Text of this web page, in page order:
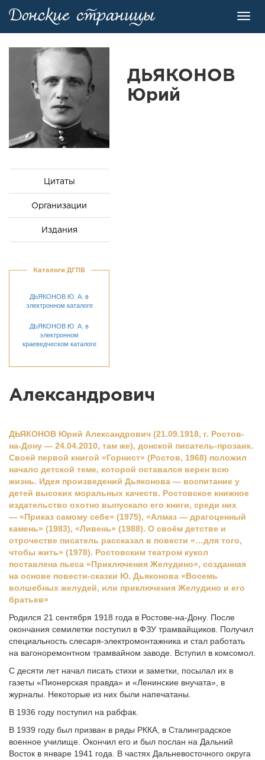
Цитаты
Организации
Издания
Каталоги ДГПБ
ДЬЯКОНОВ Ю. А. в
электронном каталоге
ДЬЯКОНОВ Ю. А. в
электронном
краеведческом каталоге
ДЬЯКОНОВ
Юрий
Александрович
ДЬЯКОНОВ Юрий Александрович (21.09.1918, г. Ростов-
на-Дону — 24.04.2010, там же), донской писатель-прозаик.
Своей первой книгой «Горнист» (Ростов, 1968) положил
начало детской теме, которой оставался верен всю
жизнь. Идея произведений Дьяконова — воспитание у
детей высоких моральных качеств. Ростовское книжное
издательство охотно выпускало его книги, среди них
— «Приказ самому себе» (1975), «Алмаз — драгоценный
камень» (1983), «Ливень» (1988). О своём детстве и
отрочестве писатель рассказал в повести «…для того,
чтобы жить» (1978). Ростовским театром кукол
поставлена пьеса «Приключения Желудино», созданная
на основе повести-сказки Ю. Дьяконова «Восемь
волшебных желудей, или приключения Желудино и его
братьев»
Родился 21 сентября 1918 года в Ростове-на-Дону. После
окончания семилетки поступил в ФЗУ трамвайщиков. Получил
специальность слесаря-электромонтажника и стал работать
на вагоноремонтном трамвайном заводе. Вступил в комсомол.
С десяти лет начал писать стихи и заметки, посылал их в
газеты «Пионерская правда» и «Ленинские внучата», в
журналы. Некоторые из них были напечатаны.
В 1936 году поступил на рабфак.
В 1939 году был призван в ряды РККА, в Сталинградское
военное училище. Окончил его и был послан на Дальний
Восток в январе 1941 года. В частях Дальневосточного округа